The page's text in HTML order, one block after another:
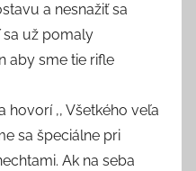
a nesnažiť sa
sa už pomaly
aby sme tie rifle
hovorí ,, Všetkého veľa
sa špeciálne pri
Ak na seba